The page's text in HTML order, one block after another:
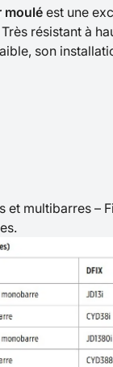
mouléest une
résistant à
son
et multibarres –